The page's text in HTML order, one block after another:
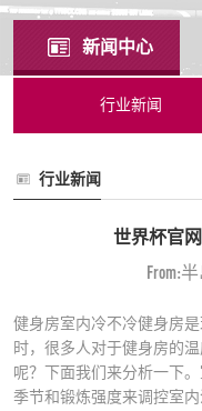
新闻中心
行业新闻
行业新闻
世界杯官
From:
健身房室内冷不冷健身房
时，很多人对于健身房的
呢？下面我们来分析一下
季节和锻炼强度来调控室内